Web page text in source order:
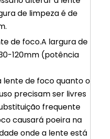
de limpeza é de
de foco.A largura de
120mm (potência
lente de foco quanto o
precisam ser livres
frequente
causará poeira na
onde a lente está